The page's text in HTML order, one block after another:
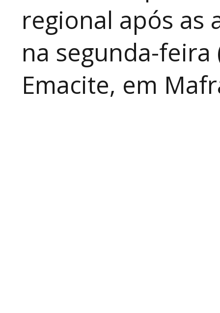
regional após as
na segunda-feira
Emacite, em